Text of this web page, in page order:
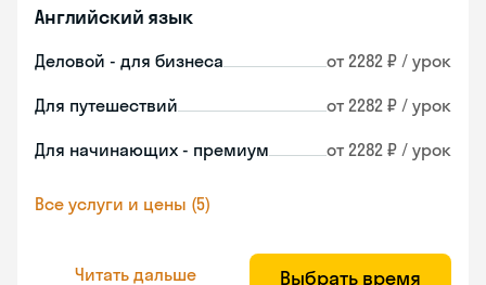
Английский язык
Деловой - для бизнеса от 2282 ₽ / урок
Для путешествий от 2282 ₽ / урок
Для начинающих - премиум от 2282 ₽ / урок
Все услуги и цены (5)
Читать дальше Выбрать время